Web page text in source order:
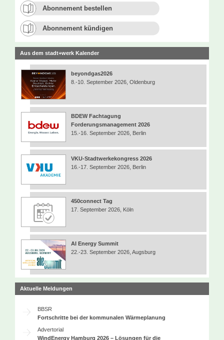
Abonnement bestellen
Abonnement kündigen
Aus dem stadt+werk Kalender
beyondgas2026
8.-10. September 2026, Oldenburg
BDEW Fachtagung
Forderungsmanagement 2026
15.-16. September 2026, Berlin
VKU-Stadtwerkekongress 2026
16.-17. September 2026, Berlin
450connect Tag
17. September 2026, Köln
AI Energy Summit
22.-23. September 2026, Augsburg
Aktuelle Meldungen
BBSR
Fortschritte bei der kommunalen Wärmeplanung
Advertorial
WindEnergy Hamburg 2026 – Lösungen für die